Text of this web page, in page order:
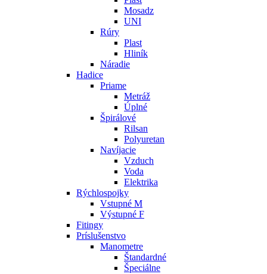
Mosadz
UNI
Rúry
Plast
Hliník
Náradie
Hadice
Priame
Metráž
Úplné
Špirálové
Rilsan
Polyuretan
Navíjacie
Vzduch
Voda
Elektrika
Rýchlospojky
Vstupné M
Výstupné F
Fitingy
Príslušenstvo
Manometre
Štandardné
Špeciálne